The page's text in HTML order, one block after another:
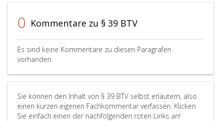
0 Kommentare zu § 39 BTV
Es sind keine Kommentare zu diesen Paragrafen
vorhanden.
Sie können den Inhalt von § 39 BTV selbst erläutern, also
einen kurzen eigenen Fachkommentar verfassen. Klicken
Sie einfach einen der nachfolgenden roten Links an!